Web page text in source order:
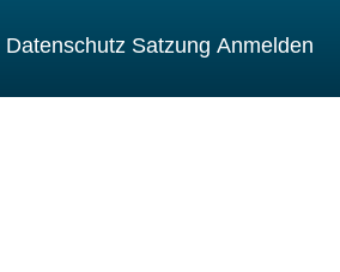
Datenschutz Satzung Anmelden